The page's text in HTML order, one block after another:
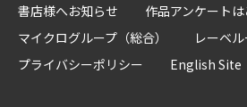
書店様へお知らせ
作品アンケート
マイクログループ（総合）
レーベ
プライバシーポリシー
English Site